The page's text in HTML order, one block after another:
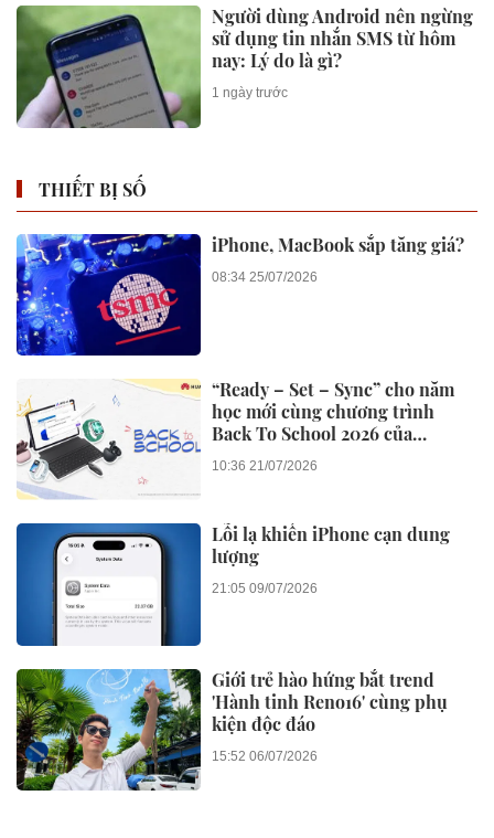
Người dùng Android nên ngừng
sử dụng tin nhắn SMS từ hôm
nay: Lý do là gì?
1 ngày trước
THIẾT BỊ SỐ
iPhone, MacBook sắp tăng giá?
08:34 25/07/2026
“Ready – Set – Sync” cho năm
học mới cùng chương trình
Back To School 2026 của
Huawei
10:36 21/07/2026
Lỗi lạ khiến iPhone cạn dung
lượng
21:05 09/07/2026
Giới trẻ hào hứng bắt trend
'Hành tinh Reno16' cùng phụ
kiện độc đáo
15:52 06/07/2026